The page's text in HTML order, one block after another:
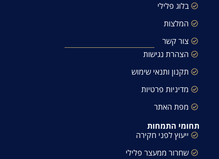
בלוג פלילי
המלצות
צור קשר
הצהרת נגישות
תקנון ותנאי שימוש
מדיניות פרטיות
מפת האתר
תחומי התמחות
ייעוץ לפני חקירה
שחרור ממעצר פלילי